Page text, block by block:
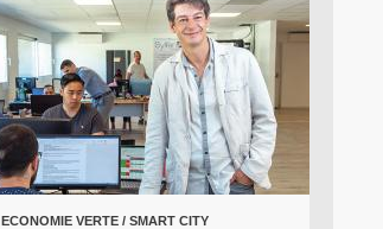
ECONOMIE VERTE / SMART CITY